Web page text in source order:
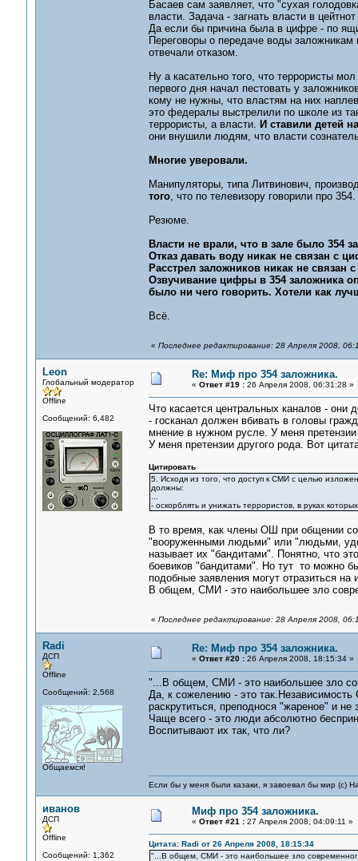
Басаев сам заявляет, что "сухая
власти. Задача - загнать власти в
Да если бы причина была в цифре - по
Переговоры о передаче воды
отвечали отказом.
Ну а касательно того, что террористы
первого дня начал пестовать у
кому не нужны, что властям на них
это федералы выстрелили по школе из
террористы, а власти. И ставили детей
они внушили людям, что власти
Многие уверовали.
Манипуляторы, типа Литвинович,
того, что по телевизору говорили про 354.
Резюме.
Власти не врали, что в зале было 354
Отказ давать воду никак не связан с
Расстрел заложников никак не
Озвучивание цифры в 354 заложника
было ни чего говорить. Хотели как
Всё.
« Последнее редактирование: 28 Апреля 2008,
Leon
Глобальный модератор
Offline
Сообщений: 6,482
Re: Миф про 354 заложника.
« Ответ #19 :26 Апреля 2008, 06:31:28 »
Что касается центральных каналов -
- госканал должен вбивать в головы
мнение в нужном русле. У меня
У меня претензии другого рода. Вот
Цитировать
5. Исходя из того, что доступ к СМИ с целью
должны:
- оскорблять и унижать террористов, в руках
В то время, как члены ОШ при общении со
"вооруженными людьми" или "людьми,
называет их "бандитами". Понятно, что
боевиков "бандитами". Но тут то можно
подобные заявления могут отразиться
В общем, СМИ - это наибольшее зло
« Последнее редактирование: 28 Апреля 2008,
Radi
ДСП
Offline
Сообщений: 2,568
Общаемся!
Re: Миф про 354 заложника.
« Ответ #20 :26 Апреля 2008, 18:15:34 »
"...В общем, СМИ - это наибольшее зло
Да, к сожелению - это
раскрутиться, преподнося "жареное" и не
Чаще всего - это люди абсолютно
Воспитывают их так, что ли?
Если бы у меня были казаки, я завоевал бы мир (с)
иванов
ДСП
Offline
Сообщений: 1,362
Миф про 354 заложника.
« Ответ #21 :27 Апреля 2008, 04:09:11 »
Цитата: Radi от 26 Апреля 2008, 18:15:34
"...В общем, СМИ - это наибольшее зло